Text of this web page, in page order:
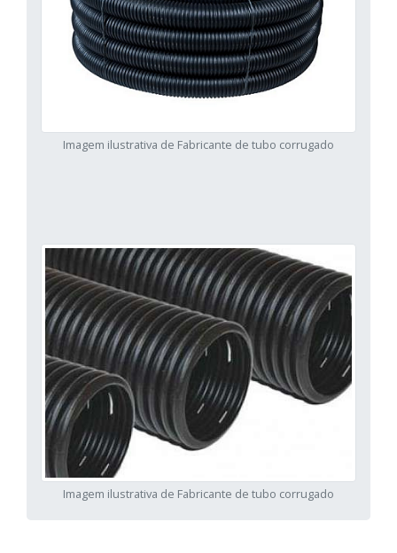
Imagem ilustrativa de Fabricante de tubo corrugado
Imagem ilustrativa de Fabricante de tubo corrugado